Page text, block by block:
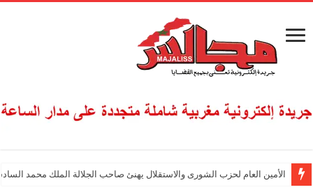
الأمين العام لحزب الشورى والاستقلال يهنئ صاحب الجلالة الملك محمد